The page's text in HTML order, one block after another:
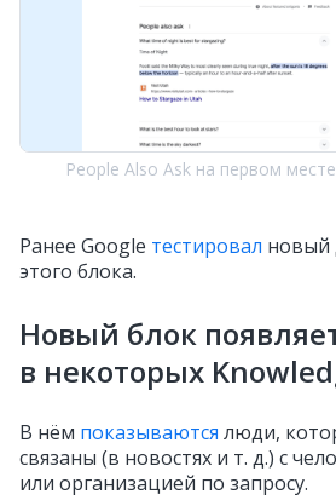
People Also Ask на первом
Ранее Google тестировал новый
этого блока.
Новый блок
в некоторых
В нём показываются люди,
связаны (в новостях и т. д.) с
или организацией по запросу.